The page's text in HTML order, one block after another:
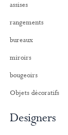
assises
rangements
bureaux
miroirs
bougeoirs
Objets décoratifs
Designers